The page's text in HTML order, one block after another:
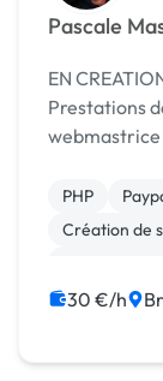
Pascale
EN CREATION DE
Prestations
webmastrice depuis 13
PHP
Création de
Gestion site
30 €/h